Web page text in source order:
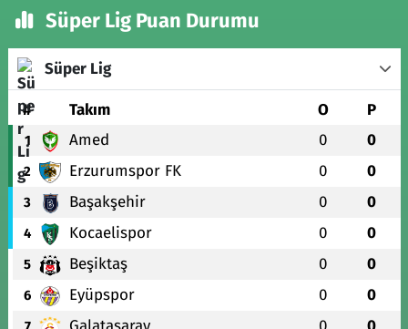
Süper Lig Puan Durumu
Süper Lig
# Takım O P
1 Amed 0 0
2 Erzurumspor FK 0 0
3 Başakşehir 0 0
4 Kocaelispor 0 0
5 Beşiktaş 0 0
6 Eyüpspor 0 0